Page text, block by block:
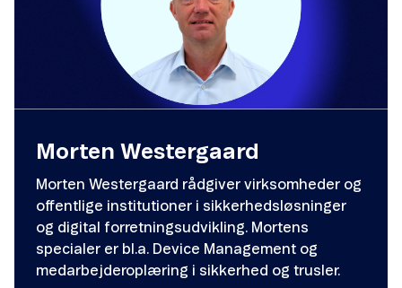
Morten Westergaard
Morten Westergaard rådgiver virksomheder og
offentlige institutioner i sikkerhedsløsninger
og digital forretningsudvikling. Mortens
specialer er bl.a. Device Management og
medarbejderoplæring i sikkerhed og trusler.